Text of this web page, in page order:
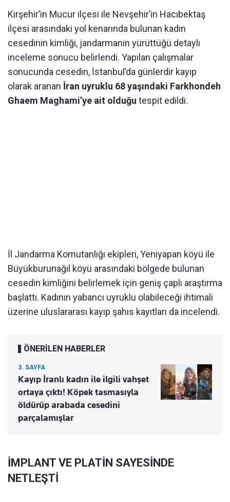
Kırşehir’in Mucur ilçesi ile Nevşehir’in Hacıbektaş
ilçesi arasındaki yol kenarında bulunan kadın
cesedinin kimliği, jandarmanın yürüttüğü detaylı
inceleme sonucu belirlendi. Yapılan çalışmalar
sonucunda cesedin, İstanbul’da günlerdir kayıp
olarak aranan İran uyruklu 68 yaşındaki Farkhondeh
Ghaem Maghami’ye ait olduğu tespit edildi.
İl Jandarma Komutanlığı ekipleri, Yeniyapan köyü ile
Büyükburunağıl köyü arasındaki bölgede bulunan
cesedin kimliğini belirlemek için geniş çaplı araştırma
başlattı. Kadının yabancı uyruklu olabileceği ihtimali
üzerine uluslararası kayıp şahıs kayıtları da incelendi.
ÖNERİLEN HABERLER
3. SAYFA
Kayıp İranlı kadın ile ilgili vahşet
ortaya çıktı! Köpek tasmasıyla
öldürüp arabada cesedini
parçalamışlar
İMPLANT VE PLATİN SAYESİNDE
NETLEŞTİ